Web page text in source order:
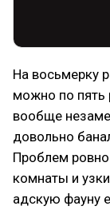
На восьмерку
можно по пять
вообще
довольно
Проблем
комнаты и
адскую фауну